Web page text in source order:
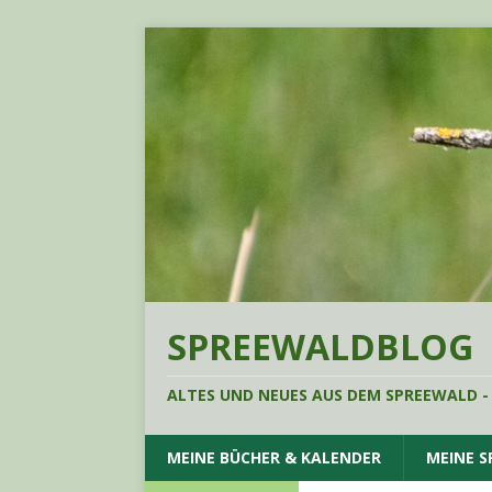
SPREEWALDBLOG
ALTES UND NEUES AUS DEM SPREEWALD
MEINE BÜCHER & KALENDER MEINE